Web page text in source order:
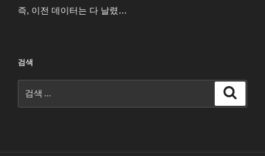
즉, 이전 데이터는 다 날렸…
검색
색: